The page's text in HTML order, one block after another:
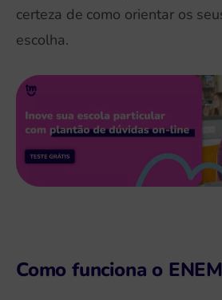
certeza de como orientar os
escolha.
Como funciona o